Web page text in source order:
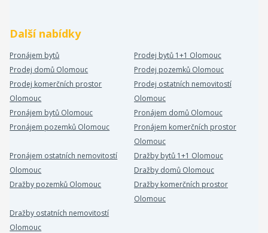
Další nabídky
Pronájem bytů
Prodej bytů 1+1 Olomouc
Prodej domů Olomouc
Prodej pozemků Olomouc
Prodej komerčních prostor
Olomouc
Prodej ostatních nemovitostí
Olomouc
Pronájem bytů Olomouc
Pronájem domů Olomouc
Pronájem pozemků Olomouc
Pronájem komerčních prostor
Olomouc
Pronájem ostatních nemovitostí
Olomouc
Dražby bytů 1+1 Olomouc
Dražby domů Olomouc
Dražby pozemků Olomouc
Dražby komerčních prostor
Olomouc
Dražby ostatních nemovitostí
Olomouc